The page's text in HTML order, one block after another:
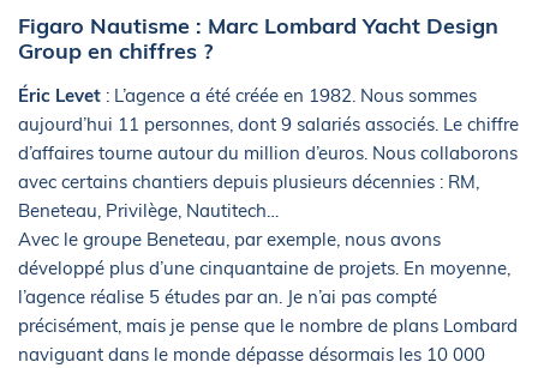
Figaro Nautisme : Marc Lombard Yacht Design
Group en chiffres ?
Éric Levet : L’agence a été créée en 1982. Nous sommes
aujourd’hui 11 personnes, dont 9 salariés associés. Le chiffre
d’affaires tourne autour du million d’euros. Nous collaborons
avec certains chantiers depuis plusieurs décennies : RM,
Beneteau, Privilège, Nautitech…
Avec le groupe Beneteau, par exemple, nous avons
développé plus d’une cinquantaine de projets. En moyenne,
l’agence réalise 5 études par an. Je n’ai pas compté
précisément, mais je pense que le nombre de plans Lombard
naviguant dans le monde dépasse désormais les 10 000